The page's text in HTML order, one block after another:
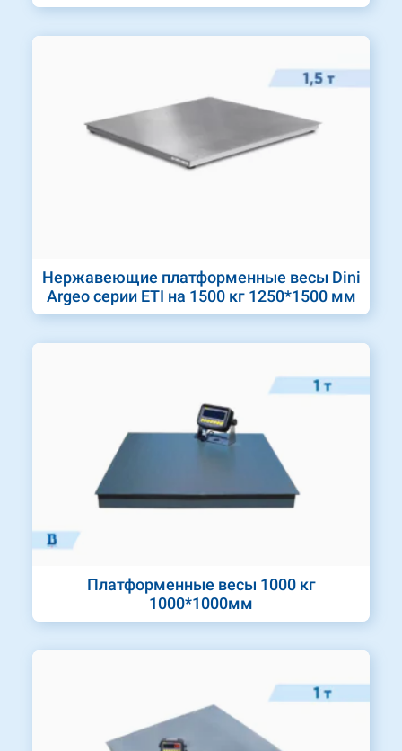
Нержавеющие платформенные весы Dini
Argeo серии ETI на 1500 кг 1250*1500 мм
Платформенные весы 1000 кг
1000*1000мм